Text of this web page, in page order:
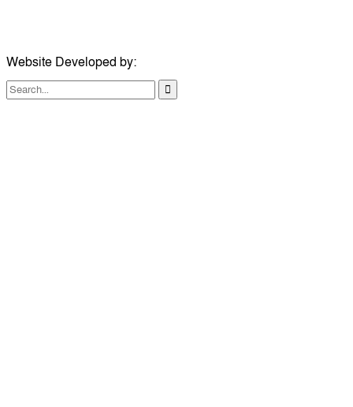
Website Developed by: